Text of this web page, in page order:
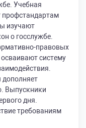
Учебная
профстандартам
изучают
о госслужбе.
правовых
систему
дополняет
Выпускники
дня.
требованиям